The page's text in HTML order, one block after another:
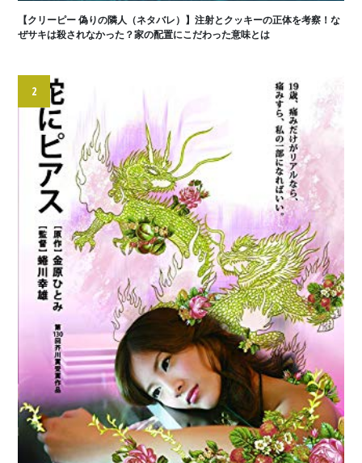
【クリーピー 偽りの隣人（ネタバレ）】注射とクッキーの正体を考察！な
ぜサキは殺されなかった？家の配置にこだわった意味とは
2